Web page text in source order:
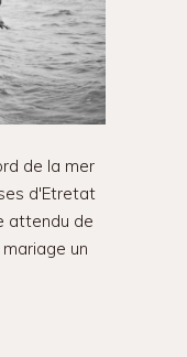
de la mer
d'Etretat
attendu de
un